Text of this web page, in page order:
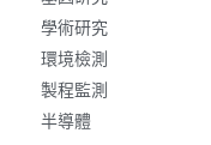
學術研究
環境檢測
製程監測
半導體